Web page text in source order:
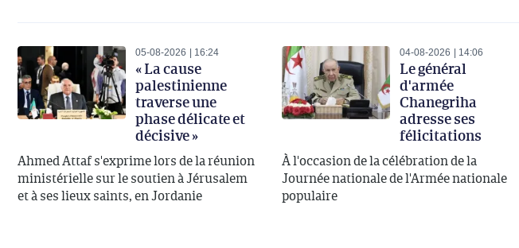
05-08-2026 16:24
« La cause
palestinienne
traverse une
phase délicate et
décisive »
Ahmed Attaf s'exprime lors de la réunion
ministérielle sur le soutien à Jérusalem
et à ses lieux saints, en Jordanie
04-08-2026 14:06
Le général
d'armée
Chanegriha
adresse ses
félicitations
À l'occasion de la célébration de la
Journée nationale de l'Armée nationale
populaire